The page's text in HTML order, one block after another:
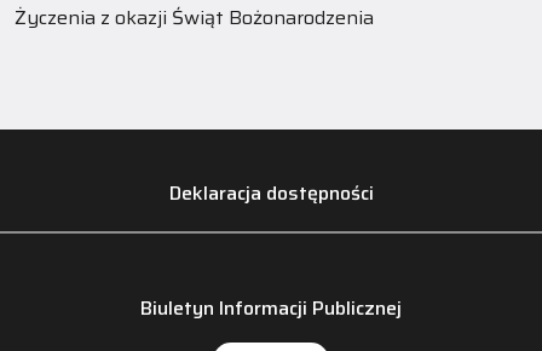
Życzenia z okazji Świąt Bożonarodzenia
Deklaracja dostępności
Biuletyn Informacji Publicznej